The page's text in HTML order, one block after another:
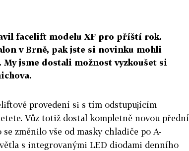
facelift modelu XF pro příští rok.
v Brně, pak jste si novinku mohli
jsme dostali možnost vyzkoušet si
provedení si s tím odstupujícím
Vůz totiž dostal kompletně novou přední
se změnilo vše od masky chladiče po A-
s integrovanými LED diodami denního